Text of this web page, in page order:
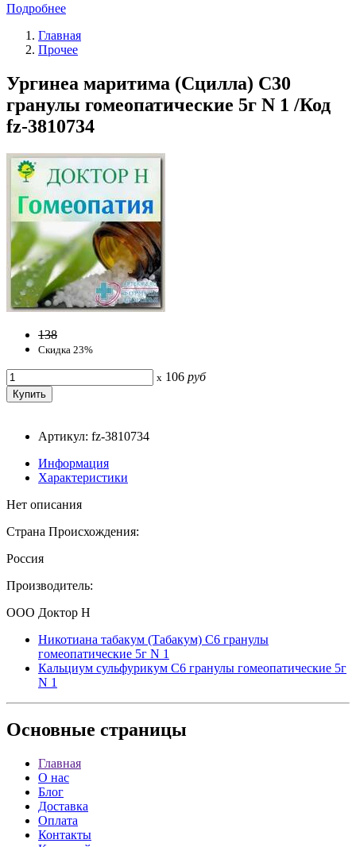
Подробнее
Главная
Прочее
Ургинеа маритима (Сцилла) C30
гранулы гомеопатические 5г N 1 /Код
fz-3810734
138
Скидка 23%
x 106 руб
Артикул: fz-3810734
Информация
Характеристики
Нет описания
Страна Происхождения:
Россия
Производитель:
ООО Доктор Н
Никотиана табакум (Табакум) С6 гранулы
гомеопатические 5г N 1
Кальциум сульфурикум С6 гранулы гомеопатические 5г
N 1
Основные страницы
Главная
О нас
Блог
Доставка
Оплата
Контакты